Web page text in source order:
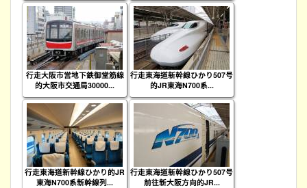
行走大阪市営地下鉄御堂筋線
的大阪市交通局30000...
行走東海道新幹線ひかり507号
的JR東海N700系...
行走東海道新幹線ひかり的JR
東海N700系新幹線列...
行走東海道新幹線ひかり507号
前往新大阪方向的JR...